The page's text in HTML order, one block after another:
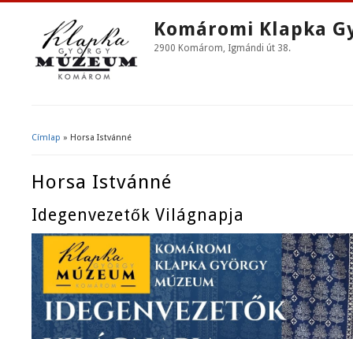
Komáromi Klapka
2900 Komárom, Igmándi út 38.
Címlap » Horsa Istvánné
Horsa Istvánné
Idegenvezetők Világnapja